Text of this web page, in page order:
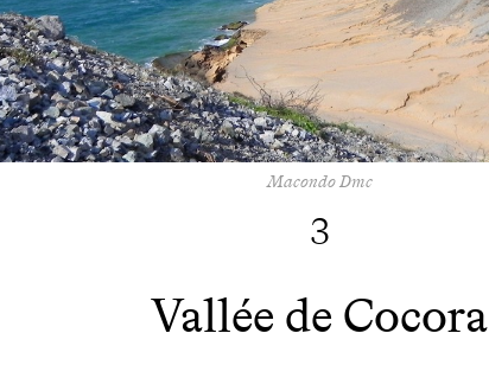
Macondo Dmc
3
Vallée de Cocora